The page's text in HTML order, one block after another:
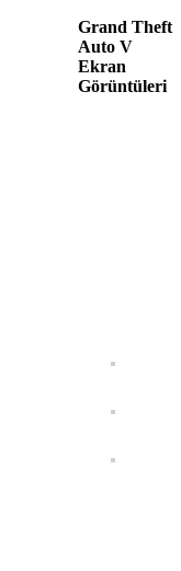
Grand Theft
Auto V
Ekran
Görüntüleri